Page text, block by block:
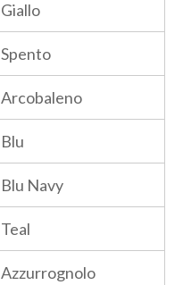
Giallo
Spento
Arcobaleno
Blu
Blu Navy
Teal
Azzurrognolo